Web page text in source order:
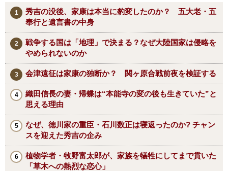
秀吉の没後、家康は本当に豹変したのか？ 五大老・五
奉行と遺言書の中身
戦争する国は「地理」で決まる？なぜ大陸国家は侵略を
やめられないのか
会津遠征は家康の独断か？ 関ヶ原合戦前夜を検証する
織田信長の妻・帰蝶は“本能寺の変の後も生きていた”と
思える理由
なぜ、徳川家の重臣・石川数正は寝返ったのか? チャン
スを迎えた秀吉の企み
植物学者・牧野富太郎が、家族を犠牲にしてまで貫いた
「草木への熱烈な恋心」